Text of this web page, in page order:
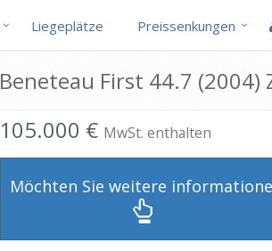
Liegeplätze Preissenkungen
Beneteau First 44.7 (2004)
105.000 € MwSt. enthalten
Möchten Sie weitere